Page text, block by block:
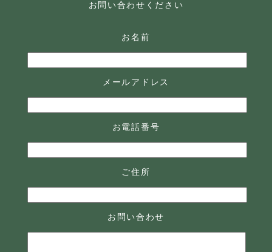
お問い合わせください
お名前
メールアドレス
お電話番号
ご住所
お問い合わせ